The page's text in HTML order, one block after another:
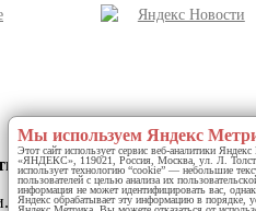
Яндекс Новости
и у почтальона
Мы используем Яндекс
Этот сайт использует сервис веб-аналитики
«ЯНДЕКС», 119021, Россия, Москва, ул. Л.
использует технологию “cookie” — небольшие
пользователей с целью анализа их
информация не может идентифицировать вас,
Яндекс обрабатывает эту информацию в порядке,